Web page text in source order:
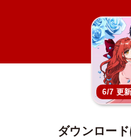
6/7 更新
ダウンロー